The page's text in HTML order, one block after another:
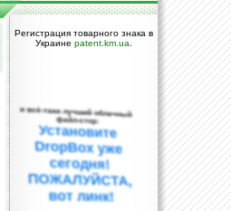
Регистрация товарного знака в
Украине patent.km.ua
и всё-таки лучший облачный
файл-стор:
Установите
DropBox уже
сегодня!
ПОЖАЛУЙСТА,
вот линк!